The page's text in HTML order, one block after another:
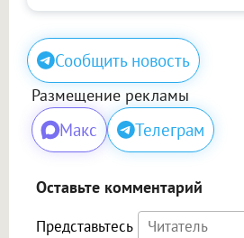
Сообщить новость
Размещение рекламы
Макс Телеграм
Оставьте комментарий
Представьтесь